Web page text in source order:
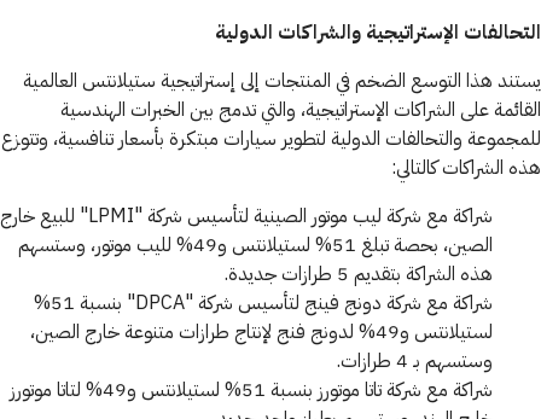
التحالفات الإستراتيجية والشراكات الدولية
يستند هذا التوسع الضخم في المنتجات إلى إستراتيجية ستيلانتس العالمية
القائمة على الشراكات الإستراتيجية، والتي تدمج بين الخبرات الهندسية
للمجموعة والتحالفات الدولية لتطوير سيارات مبتكرة بأسعار تنافسية، وتتوزع
هذه الشراكات كالتالي:
شراكة مع شركة ليب موتور الصينية لتأسيس شركة "LPMI" للبيع خارج
الصين، بحصة تبلغ 51% لستيلانتس و49% لليب موتور، وستسهم
هذه الشراكة بتقديم 5 طرازات جديدة.
شراكة مع شركة دونج فينج لتأسيس شركة "DPCA" بنسبة 51%
لستيلانتس و49% لدونج فنج لإنتاج طرازات متنوعة خارج الصين،
وستسهم بـ 4 طرازات.
شراكة مع شركة تاتا موتورز بنسبة 51% لستيلانتس و49% لتاتا موتورز